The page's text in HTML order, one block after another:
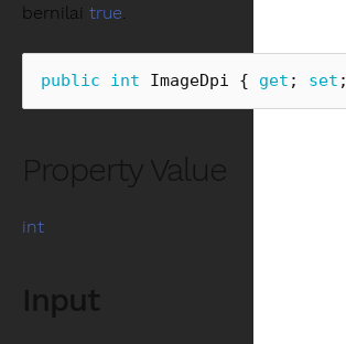
bernilai true.
public int ImageDpi { get ; set ;
Property Value
int
Input